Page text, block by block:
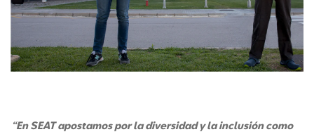
“En SEAT apostamos por la diversidad y la inclusión como